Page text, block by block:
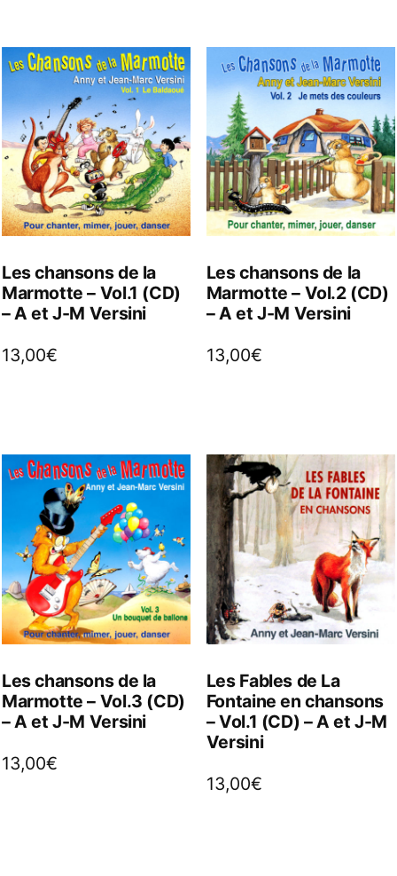
Les chansons de la
Marmotte – Vol.1 (CD)
– A et J-M Versini
13,00€
Les chansons de la
Marmotte – Vol.2 (CD)
– A et J-M Versini
13,00€
Les chansons de la
Marmotte – Vol.3 (CD)
– A et J-M Versini
13,00€
Les Fables de La
Fontaine en chansons
– Vol.1 (CD) – A et J-M
Versini
13,00€